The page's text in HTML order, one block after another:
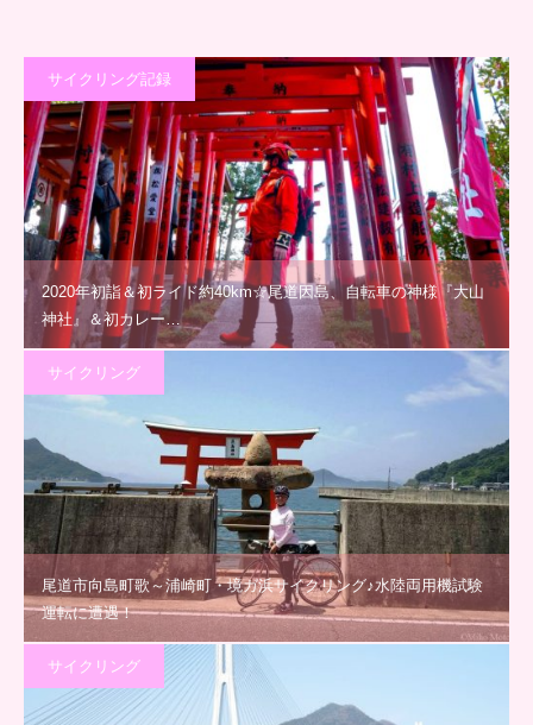
サイクリング記録
2020年初詣＆初ライド約40km☆尾道因島、自転車の神様『大山
神社』＆初カレー…
サイクリング
尾道市向島町歌～浦崎町・境ガ浜サイクリング♪水陸両用機試験
運転に遭遇！
サイクリング